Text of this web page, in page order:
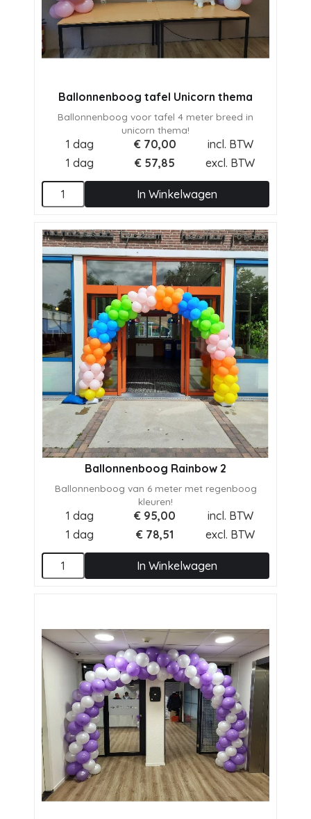
Ballonnenboog tafel Unicorn thema
Ballonnenboog voor tafel 4 meter breed in
unicorn thema!
1 dag € 70,00
incl. BTW
1 dag
€ 57,85 excl. BTW
In Winkelwagen
Ballonnenboog Rainbow 2
Ballonnenboog van 6 meter met regenboog
kleuren!
1 dag € 95,00
incl. BTW
1 dag
€ 78,51 excl. BTW
In Winkelwagen